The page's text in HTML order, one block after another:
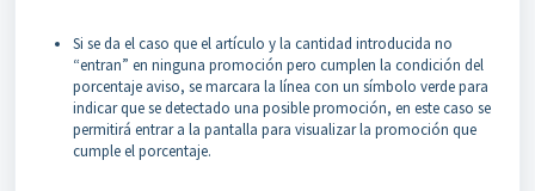
Si se da el caso que el artículo y la cantidad introducida no
“entran” en ninguna promoción pero cumplen la condición del
porcentaje aviso, se marcara la línea con un símbolo verde para
indicar que se detectado una posible promoción, en este caso se
permitirá entrar a la pantalla para visualizar la promoción que
cumple el porcentaje.